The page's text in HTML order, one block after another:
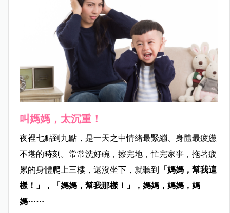
叫媽媽，太沉重！
夜裡七點到九點，是一天之中情緒最緊繃、身體最疲憊
不堪的時刻。常常洗好碗，擦完地，忙完家事，拖著疲
累的身體爬上三樓，還沒坐下，就聽到
「媽媽，幫我這
樣！」，「媽媽，幫我那樣！」，媽媽，媽媽，媽
媽⋯⋯